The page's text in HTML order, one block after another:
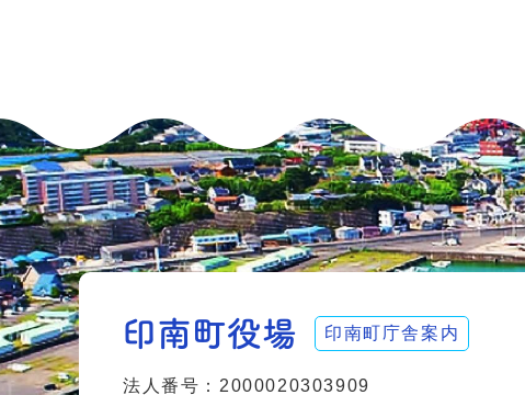
印南町庁舎案内
法人番号：2000020303909